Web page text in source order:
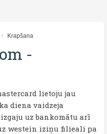
Krapšana
-
lietoju jau
diena vaidzeja
uz bankomātu arī
westein iziņu filieali pa